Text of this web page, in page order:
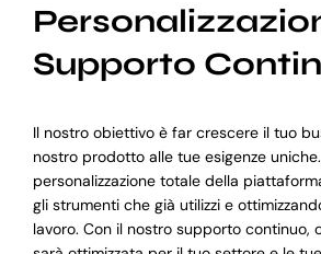
Supporto
Il nostro obiettivo è far crescere il tuo
nostro prodotto alle tue esigenze
personalizzazione totale della
gli strumenti che già utilizzi e
lavoro. Con il nostro supporto continuo,